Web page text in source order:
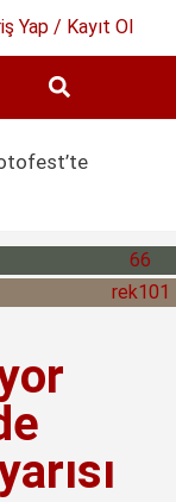
Yap / Kayıt Ol